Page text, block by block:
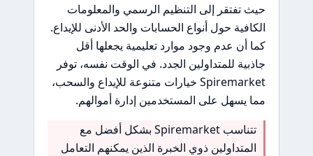
حيث تفتقر إلى التنظيم الرسمي والمعلومات
الكافية حول أنواع الحسابات والحد الأدنى للإيداع.
كما أن عدم وجود موارد تعليمية يجعلها أقل
جاذبية للمتداولين الجدد. في الوقت نفسه، توفر
Spiremarket خيارات متنوعة للإيداع والسحب،
مما يسهل على المستخدمين إدارة أموالهم.
تتناسب Spiremarket بشكل أفضل مع
المتداولين ذوي الخبرة الذين يمكنهم التعامل